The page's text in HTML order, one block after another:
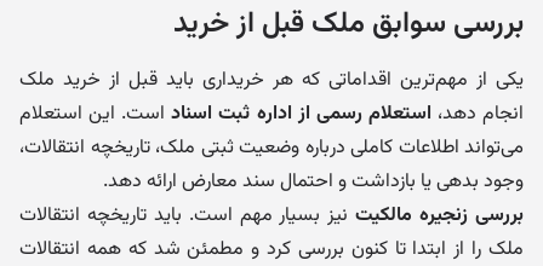
بررسی سوابق ملک قبل از خرید
یکی از مهم‌ترین اقداماتی که هر خریداری باید قبل از خرید ملک
انجام دهد، استعلام رسمی از اداره ثبت اسناداست. این استعلام
می‌تواند اطلاعات کاملی درباره وضعیت ثبتی ملک، تاریخچه انتقالات،
وجود بدهی یا بازداشت و احتمال سند معارض ارائه دهد.
بررسی زنجیره مالکیتنیز بسیار مهم است. باید تاریخچه انتقالات
ملک را از ابتدا تا کنون بررسی کرد و مطمئن شد که همه انتقالات